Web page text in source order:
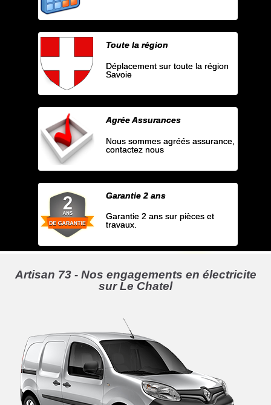
Toute la région
Déplacement sur toute la région
Savoie
Agrée Assurances
Nous sommes agréés assurance,
contactez nous
Garantie 2 ans
Garantie 2 ans sur pièces et
travaux.
Artisan 73 - Nos engagements en électricite
sur Le Chatel